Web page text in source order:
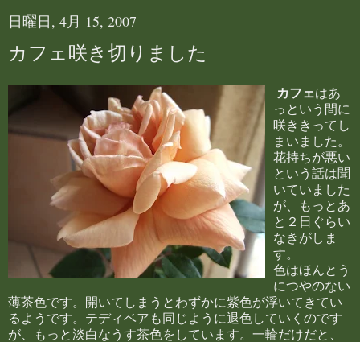
日曜日, 4月 15, 2007
カフェ咲き切りました
カフェはあ
っという間に
咲ききってし
まいました。
花持ちが悪い
という話は聞
いていました
が、もっとあ
と２日ぐらい
なきがしま
す。
色はほんとう
につやのない
薄茶色です。開いてしまうとわずかに紫色が浮いてきてい
るようです。テディベアも同じように退色していくのです
が、もっと淡白なうす茶色をしています。一輪だけだと、